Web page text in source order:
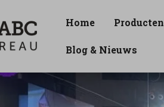
Home Producten
Blog & Nieuws